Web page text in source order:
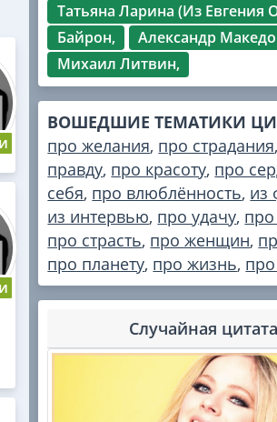
Татьяна Ларина (Из Евгения
Байрон,
Александр
Михаил Литвин,
ВОШЕДШИЕ ТЕМАТИКИ
про желания, про страдания,
правду, про красоту, про
себя, про влюблённость, из
из интервью, про удачу,
про страсть, про женщин,
про планету, про жизнь,
Случайная цитата